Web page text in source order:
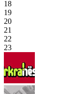
18
19
20
21
22
23